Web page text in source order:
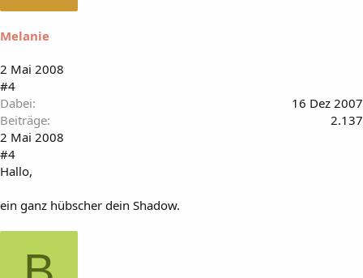
Melanie
2 Mai 2008
#4
Dabei
16 Dez 2007
Beiträge
2.137
2 Mai 2008
#4
Hallo,
ein ganz hübscher dein Shadow.